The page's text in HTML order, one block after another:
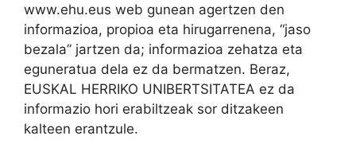
www.ehu.eus web gunean agertzen den
informazioa, propioa eta hirugarrenena, “jaso
bezala” jartzen da; informazioa zehatza eta
eguneratua dela ez da bermatzen. Beraz,
EUSKAL HERRIKO UNIBERTSITATEA ez da
informazio hori erabiltzeak sor ditzakeen
kalteen erantzule.